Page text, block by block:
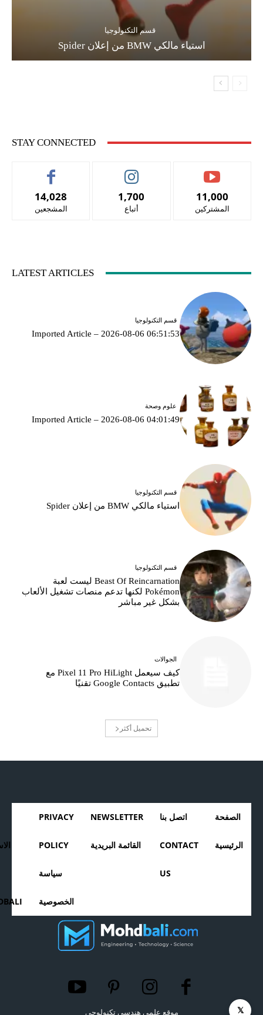
قسم التكنولوجيا
استياء مالكي BMW من إعلان Spider
STAY CONNECTED
14,028
المشجعين
1,700
أتباع
11,000
المشتركين
LATEST ARTICLES
قسم التكنولوجيا
Imported Article – 2026-08-06 06:51:53
علوم وصحة
Imported Article – 2026-08-06 04:01:49
قسم التكنولوجيا
استياء مالكي BMW من إعلان Spider
قسم التكنولوجيا
Beast Of Reincarnation ليست لعبة
Pokémon لكنها تدعم منصات تشغيل الألعاب
بشكل غير مباشر
الجوالات
كيف سيعمل Pixel 11 Pro HiLight مع
تطبيق Google Contacts تقنيًا
تحميل أكثر
الصفحة
الرئيسية
اتصل بنا
CONTACT
US
NEWSLETTER
القائمة البريدية
PRIVACY
POLICY
سياسة
الخصوصية
موقع علمي هندسي تكنولوجي 𝕏